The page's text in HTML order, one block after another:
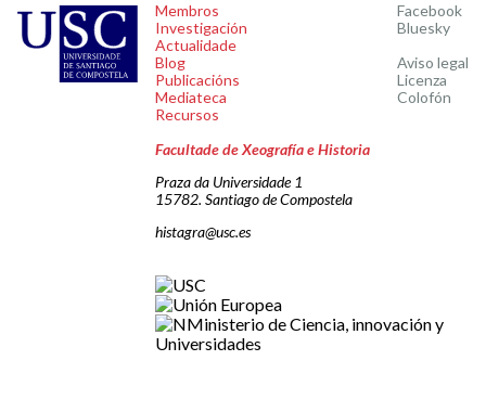
Membros
Investigación
Actualidade
Blog
Publicacións
Mediateca
Recursos
Facebook
Bluesky
Aviso legal
Licenza
Colofón
Facultade de Xeografía e Historia
Praza da Universidade 1
15782. Santiago de Compostela
histagra@usc.es